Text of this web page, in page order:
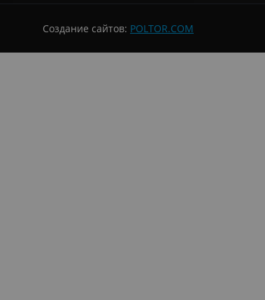
Создание сайтов: POLTOR.COM